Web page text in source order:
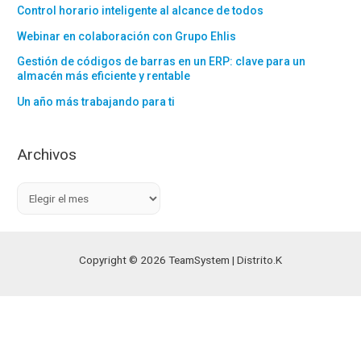
Control horario inteligente al alcance de todos
Webinar en colaboración con Grupo Ehlis
Gestión de códigos de barras en un ERP: clave para un
almacén más eficiente y rentable
Un año más trabajando para ti
Archivos
Copyright © 2026 TeamSystem | Distrito.K